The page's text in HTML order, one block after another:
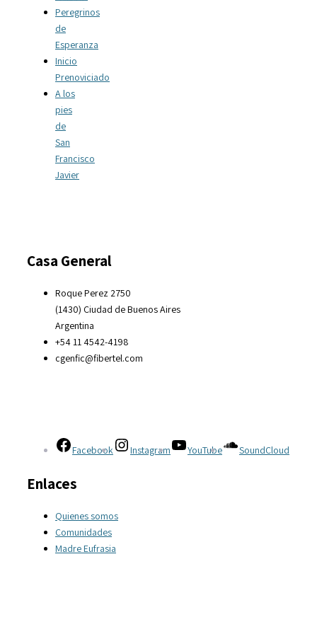
Peregrinos
de
Esperanza
Inicio
Prenoviciado
A los
pies
de
San
Francisco
Javier
Casa General
Roque Perez 2750
(1430) Ciudad de Buenos Aires
Argentina
+54 11 4542-4198
cgenfic@fibertel.com
Facebook Instagram YouTube SoundCloud
Enlaces
Quienes somos
Comunidades
Madre Eufrasia